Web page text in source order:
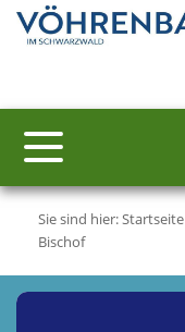
Sie sind hier:Startseite
Bischof